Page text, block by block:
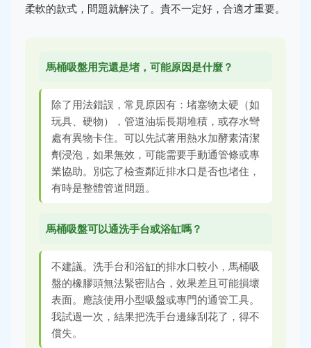
柔軟的款式，問題就解決了。貴不一定好，合適才重要。
馬桶吸盤用完還是堵，可能原因是什麼？
除了用法錯誤，常見原因有：堵塞物太硬（如
玩具、硬物），管道油垢長期堆積，或存水彎
處有異物卡住。可以先試著用熱水加酵素清潔
劑浸泡，如果無效，可能需要手動通管條或專
業協助。別忘了檢查鄰近排水口是否也堵住，
有時是整體管道問題。
馬桶吸盤可以通洗手台或浴缸嗎？
不建議。洗手台和浴缸的排水口較小，馬桶吸
盤的橡膠頭無法緊密貼合，效果差且可能損壞
表面。應該使用小型吸盤或專門的通管工具。
我試過一次，結果把洗手台邊緣刮花了，得不
償失。